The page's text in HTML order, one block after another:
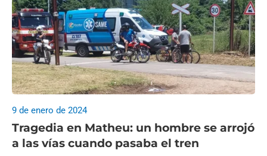
Tragedia en Matheu: un hombre se arrojó
a las vías cuando pasaba el tren
9 de enero de 2024